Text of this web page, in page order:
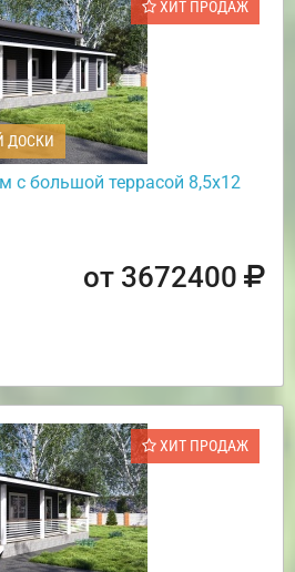
ХИТ ПРОДАЖ
ДОСКИ
большой террасой 8,5х12
от 3672400
ХИТ ПРОДАЖ